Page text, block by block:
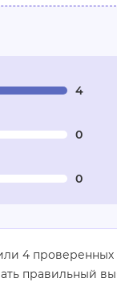
4 проверенных
правильный
4
0
0